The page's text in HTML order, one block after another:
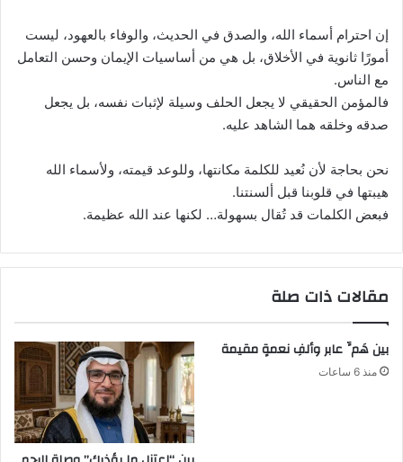
إن احترام أسماء الله، والصدق في الحديث، والوفاء بالعهود، ليست
أمورًا ثانوية في الأخلاق، بل هي من أساسيات الإيمان وحسن التعامل
مع الناس.
فالمؤمن الحقيقي لا يجعل الحلف وسيلة لإثبات نفسه، بل يجعل
صدقه وخلقه هما الشاهد عليه.
نحن بحاجة لأن نُعيد للكلمة مكانتها، وللوعد قيمته، ولأسماء الله
هيبتها في قلوبنا قبل ألسنتنا.
فبعض الكلمات قد تُقال بسهولة… لكنها عند الله عظيمة.
مقالات ذات صلة
بين هَمٍّ عابر وألفِ نعمةٍ مقيمة
منذ 6 ساعات